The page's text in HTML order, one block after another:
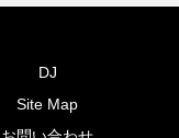
DJ
Site Map